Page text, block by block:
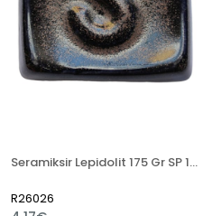
Seramiksir Lepidolit 175 Gr SP 1391
R26026